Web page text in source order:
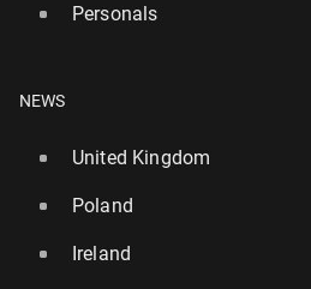
Personals
NEWS
United Kingdom
Poland
Ireland